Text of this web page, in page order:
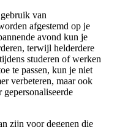
van
afgestemd op je
avond kun je
terwijl helderdere
studeren of werken
te passen, kun je niet
verbeteren, maar ook
gepersonaliseerde
zijn voor degenen die